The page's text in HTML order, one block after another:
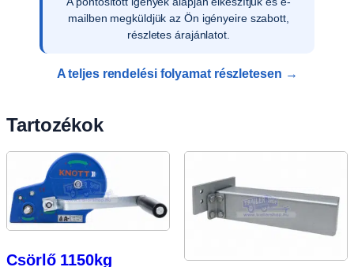
ellenőrizzük a vevői adatokat, és rendelését
rögzítjük rendszerünkben.
A teljes rendelési folyamat részletesen →
Tartozékok
Csörlő 1150kg